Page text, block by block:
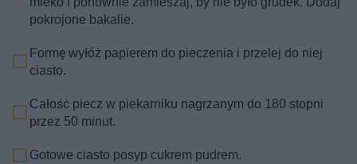
pokrojone bakalie.
Formę wyłóż papierem do pieczenia i przelej do niej
ciasto.
Całość piecz w piekarniku nagrzanym do 180 stopni
przez 50 minut.
Gotowe ciasto posyp cukrem pudrem.